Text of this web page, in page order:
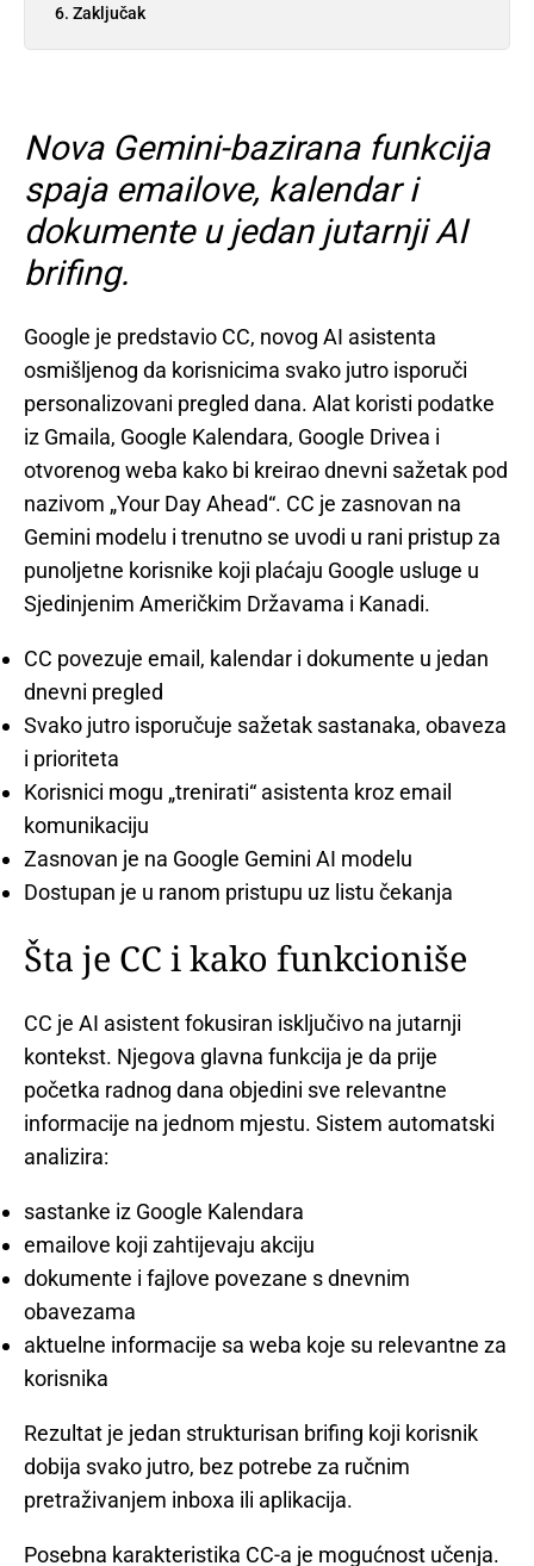
Zaključak
Nova Gemini-bazirana funkcija
spaja emailove, kalendar i
dokumente u jedan jutarnji AI
brifing.
Google je predstavio CC, novog AI asistenta
osmišljenog da korisnicima svako jutro isporuči
personalizovani pregled dana. Alat koristi podatke
iz Gmaila, Google Kalendara, Google Drivea i
otvorenog weba kako bi kreirao dnevni sažetak pod
nazivom „Your Day Ahead“. CC je zasnovan na
Gemini modelu i trenutno se uvodi u rani pristup za
punoljetne korisnike koji plaćaju Google usluge u
Sjedinjenim Američkim Državama i Kanadi.
CC povezuje email, kalendar i dokumente u jedan
dnevni pregled
Svako jutro isporučuje sažetak sastanaka, obaveza
i prioriteta
Korisnici mogu „trenirati“ asistenta kroz email
komunikaciju
Zasnovan je na Google Gemini AI modelu
Dostupan je u ranom pristupu uz listu čekanja
Šta je CC i kako funkcioniše
CC je AI asistent fokusiran isključivo na jutarnji
kontekst. Njegova glavna funkcija je da prije
početka radnog dana objedini sve relevantne
informacije na jednom mjestu. Sistem automatski
analizira:
sastanke iz Google Kalendara
emailove koji zahtijevaju akciju
dokumente i fajlove povezane s dnevnim
obavezama
aktuelne informacije sa weba koje su relevantne za
korisnika
Rezultat je jedan strukturisan brifing koji korisnik
dobija svako jutro, bez potrebe za ručnim
pretraživanjem inboxa ili aplikacija.
Posebna karakteristika CC-a je mogućnost učenja.